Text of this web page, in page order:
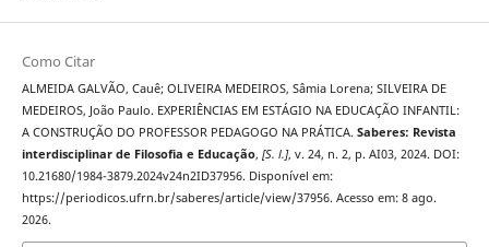
Como Citar
ALMEIDA GALVÃO, Cauê; OLIVEIRA MEDEIROS, Sâmia Lorena; SILVEIRA DE
MEDEIROS, João Paulo. EXPERIÊNCIAS EM ESTÁGIO NA EDUCAÇÃO INFANTIL:
A CONSTRUÇÃO DO PROFESSOR PEDAGOGO NA PRÁTICA. Saberes: Revista
interdisciplinar de Filosofia e Educação, [S. l.], v. 24, n. 2, p. AI03, 2024. DOI:
10.21680/1984-3879.2024v24n2ID37956. Disponível em:
https://periodicos.ufrn.br/saberes/article/view/37956. Acesso em: 8 ago.
2026.